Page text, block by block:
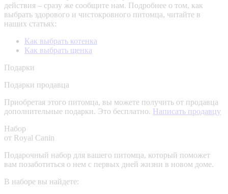
действия – сразу же сообщите нам. Подробнее о том, как
выбрать здорового и чистокровного питомца, читайте в
наших статьях:
Как выбрать котенка
Как выбрать щенка
Подарки
Подарки продавца
Приобретая этого питомца, вы можете получить от продавца
дополнительные подарки. Это бесплатно. Написать продавцу
Набор
от Royal Canin
Подарочный набор для вашего питомца, который поможет
вам позаботиться о нем с первых дней жизни в новом доме.
В наборе вы найдете: